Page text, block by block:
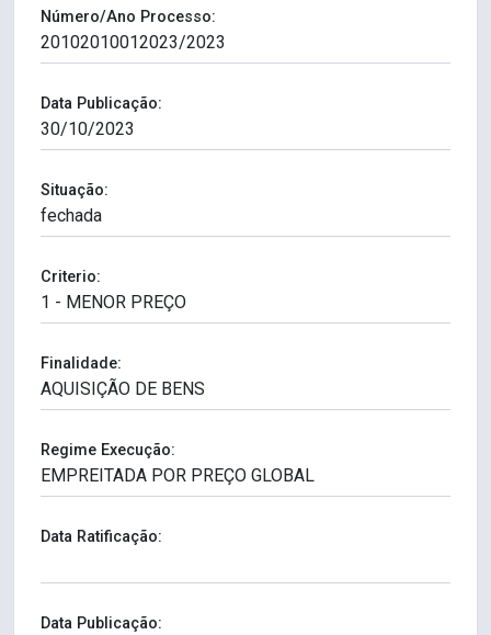
Número/Ano Processo:
Data Publicação:
Situação:
Criterio:
Finalidade:
Regime Execução:
Data Ratificação:
Data Publicação: